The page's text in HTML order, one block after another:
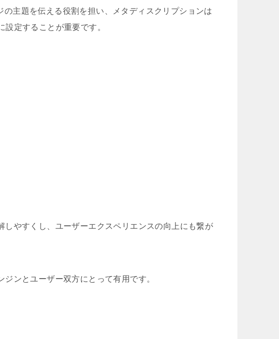
主題を伝える役割を担い、メタディスクリプションは
定することが重要です。
やすくし、ユーザーエクスペリエンスの向上にも繋が
ンとユーザー双方にとって有用です。